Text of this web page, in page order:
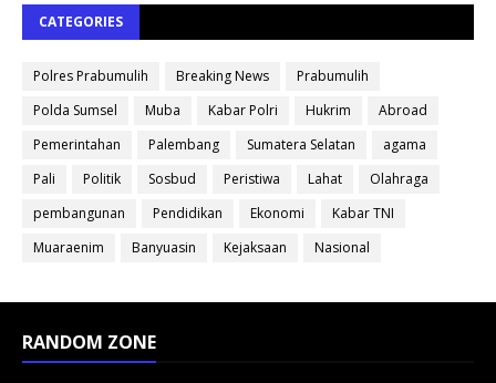
CATEGORIES
Polres Prabumulih Breaking News
Prabumulih
Polda Sumsel
Muba Kabar Polri Hukrim
Abroad
Pemerintahan
Palembang Sumatera Selatan
agama
Pali
Politik Sosbud Peristiwa Lahat
Olahraga
pembangunan
Pendidikan Ekonomi
Kabar TNI
Muaraenim
Banyuasin Kejaksaan Nasional
RANDOM ZONE